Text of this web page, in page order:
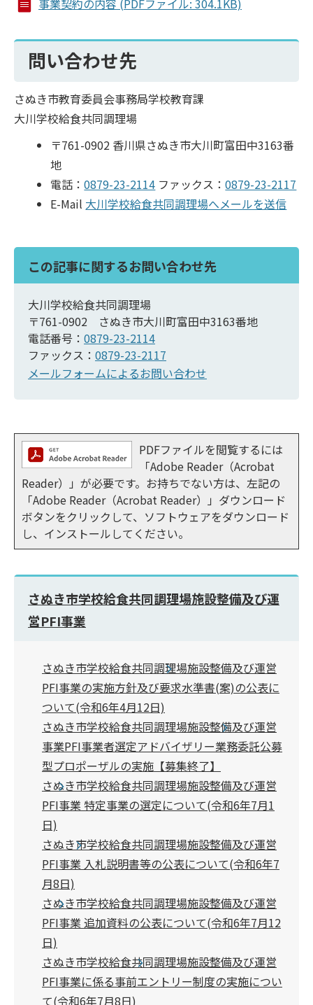
問い合わせ先
さぬき市教育委員会事務局学校教育課
大川学校給食共同調理場
〒761-0902 香川県さぬき市大川町富田中3163番
地
電話：0879-23-2114 ファックス：0879-23-2117
E-Mail 大川学校給食共同調理場へメールを送信
この記事に関するお問い合わせ先
大川学校給食共同調理場
〒761-0902 さぬき市大川町富田中3163番地
電話番号： 0879-23-2114
ファックス： 0879-23-2117
メールフォームによるお問い合わせ
PDFファイルを閲覧するには
「Adobe Reader（Acrobat
Reader）」が必要です。お持ちでない方は、左記の
「Adobe Reader（Acrobat Reader）」ダウンロード
ボタンをクリックして、ソフトウェアをダウンロード
し、インストールしてください。
さぬき市学校給食共同調理場施設整備及び運
営PFI事業
さぬき市学校給食共同調理場施設整備及び運営
PFI事業の実施方針及び要求水準書(案)の公表に
ついて(令和6年4月12日)
さぬき市学校給食共同調理場施設整備及び運営
事業PFI事業者選定アドバイザリー業務委託公募
型プロポーザルの実施【募集終了】
さぬき市学校給食共同調理場施設整備及び運営
PFI事業 特定事業の選定について(令和6年7月1
日)
さぬき市学校給食共同調理場施設整備及び運営
PFI事業 入札説明書等の公表について(令和6年7
月8日)
さぬき市学校給食共同調理場施設整備及び運営
PFI事業 追加資料の公表について(令和6年7月12
日)
さぬき市学校給食共同調理場施設整備及び運営
PFI事業に係る事前エントリー制度の実施につい
て(令和6年7月8日)